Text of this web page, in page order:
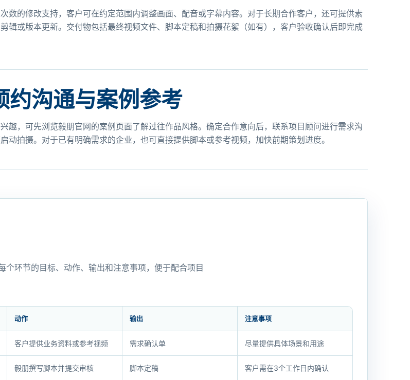
数的修改支持，客户可在约定范围内调整画面、配音或字幕内容。对于长期合作客户，还可提供素
辑或版本更新。交付物包括最终视频文件、脚本定稿和拍摄花絮（如有），客户验收确认后即完成
约沟通与案例参考
趣，可先浏览毅朋官网的案例页面了解过往作品风格。确定合作意向后，联系项目顾问进行需求沟
动拍摄。对于已有明确需求的企业，也可直接提供脚本或参考视频，加快前期策划进度。
环节的目标、动作、输出和注意事项，便于配合项目
动作 输出 注意事项
客户提供业务资料或参考视频 需求确认单 尽量提供具体场景和用途
毅朋撰写脚本并提交审核 脚本定稿 客户需在3个工作日内确认